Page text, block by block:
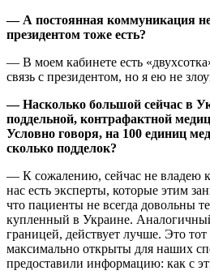
— А постоянная коммуникация
президентом тоже есть?
— В моем кабинете есть
связь с президентом, но я ею не
— Насколько большой сейчас в
поддельной, контрафактной
Условно говоря, на 100 единиц
сколько подделок?
— К сожалению, сейчас не владею
нас есть эксперты, которые этим
что пациенты не всегда довольны
купленный в Украине.
границей, действует лучше. Это
максимально открыты для наших
предоставили информацию: как с